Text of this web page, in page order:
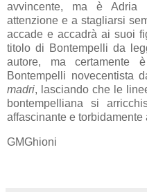
avvincente, ma è Adria
attenzione e a stagliarsi
accade e accadrà ai suoi
titolo di Bontempelli da
autore, ma certamente
Bontempelli novecentista
madri, lasciando che le
bontempelliana si
affascinante e torbidamente
GMGhioni